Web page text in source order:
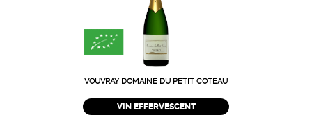
VOUVRAY DOMAINE DU PETIT COTEAU
VIN EFFERVESCENT